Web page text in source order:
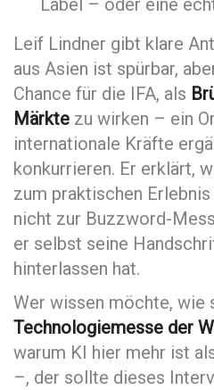
Label – oder eine
Leif Lindner gibt klare
aus Asien ist spürbar,
Chance für die IFA, als
Märkte zu wirken – ein
internationale Kräfte
konkurrieren. Er erklärt,
zum praktischen
nicht zur Buzzword-
er selbst seine
hinterlassen hat.
Wer wissen möchte, wie
Technologiemesse der
warum KI hier mehr ist
–, der sollte dieses